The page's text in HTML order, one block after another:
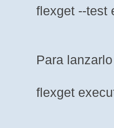
flexget --test
Para
flexget